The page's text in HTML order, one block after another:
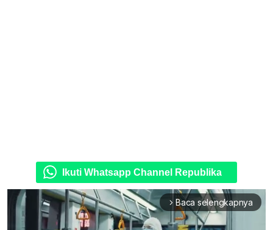
Ikuti Whatsapp Channel Republika
arrow_forward_ios Baca selengkapnya